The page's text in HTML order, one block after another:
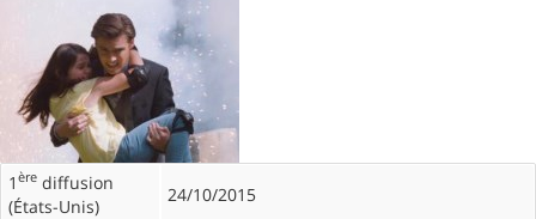
1 ère diffusion
(États-Unis)
24/10/2015